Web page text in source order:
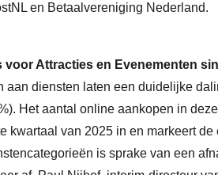
en Betaalvereniging Nederland.
voor Attracties en Evenementen
aan diensten laten een duidelijke
Het aantal online aankopen in
kwartaal van 2025 in en markeert
is sprake van een